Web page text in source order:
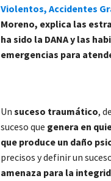
Violentos, Accidentes
Moreno, explica las
ha sido la DANA y las
emergencias para
Un suceso traumático,
suceso que genera en
que produce un daño
precisos y definir un
amenaza para la